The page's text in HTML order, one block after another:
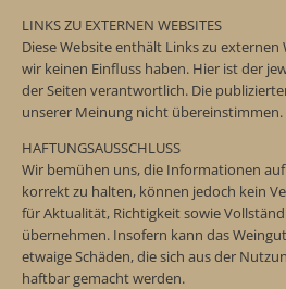
LINKS ZU EXTERNEN WEBSITES
Diese Website enthält Links zu
wir keinen Einfluss haben. Hier ist der
der Seiten verantwortlich. Die
unserer Meinung nicht übereinstimmen.
HAFTUNGSAUSSCHLUSS
Wir bemühen uns, die Informationen
korrekt zu halten, können jedoch kein
für Aktualität, Richtigkeit sowie
übernehmen. Insofern kann das
etwaige Schäden, die sich aus der
haftbar gemacht werden.